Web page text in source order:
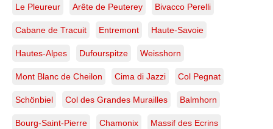
Le Pleureur Arête de Peuterey Bivacco Perelli
Cabane de Tracuit Entremont Haute-Savoie
Hautes-Alpes Dufourspitze Weisshorn
Mont Blanc de Cheilon Cima di Jazzi Col Pegnat
Schönbiel Col des Grandes Murailles Balmhorn
Bourg-Saint-Pierre Chamonix Massif des Ecrins